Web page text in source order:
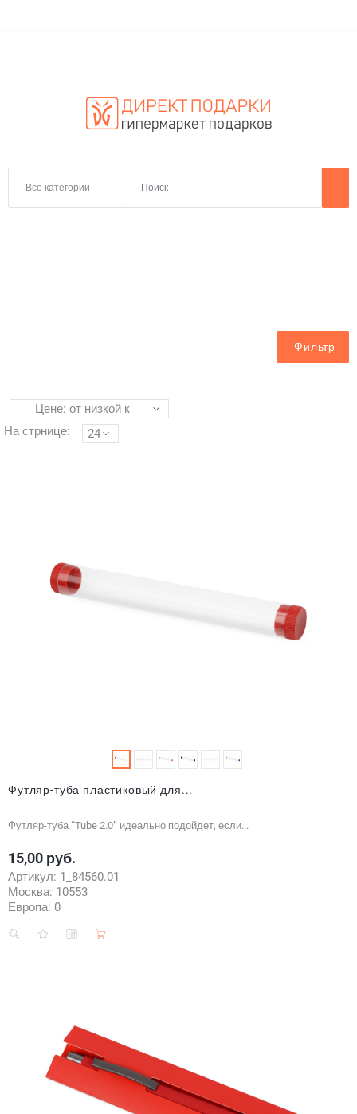
Все категории
Фильтр
Цене: от низкой к
высокой
На стрнице: 24
Футляр-туба пластиковый для...
Футляр-туба “Tube 2.0” идеально подойдет, если...
Цена
15,00 руб.
Артикул: 1_84560.01
Москва: 10553
Европа: 0